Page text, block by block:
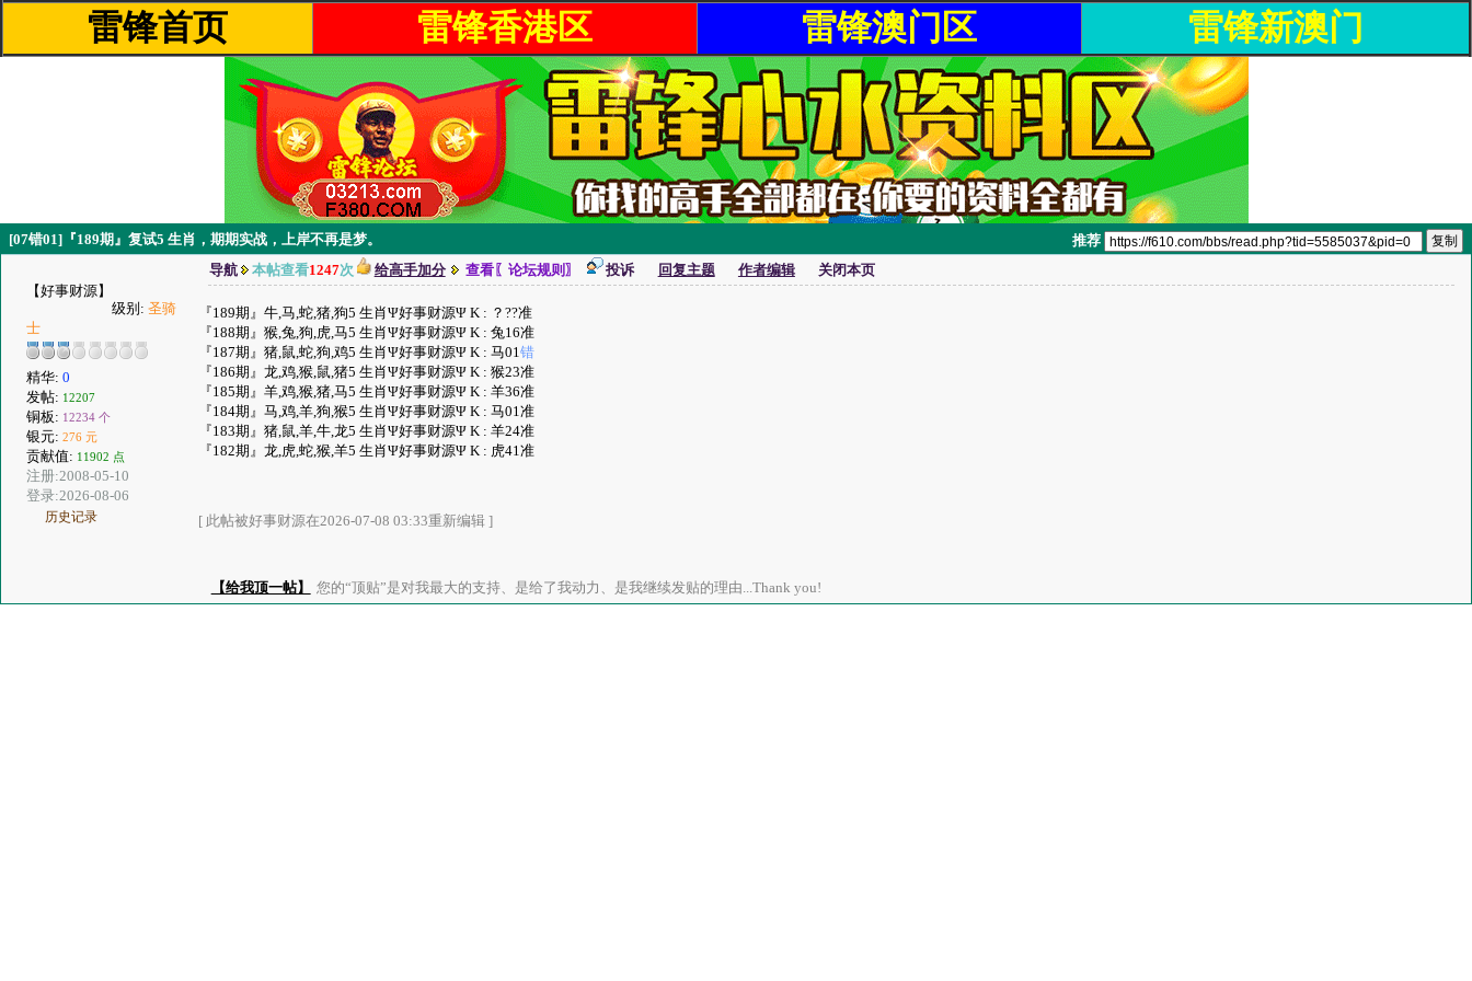
雷锋首页 雷锋香港区 雷锋澳门区 雷锋新澳门
[07错01]『189期』复试5 生肖，期期实战，上岸不再是梦。 推荐
【好事财源】
级别: 圣骑
士
精华: 0
发帖: 12207
铜板: 12234 个
银元: 276 元
贡献值: 11902 点
注册:2008-05-10
登录:2026-08-06
历史记录
导航 本帖查看1247次 给高手加分 查看〖论坛规则〗 投诉 回复主题 作者编辑 关闭本页
『189期』牛,马,蛇,猪,狗5 生肖Ψ好事财源Ψ K : ？??准
『188期』猴,兔,狗,虎,马5 生肖Ψ好事财源Ψ K : 兔16准
『187期』猪,鼠,蛇,狗,鸡5 生肖Ψ好事财源Ψ K : 马01错
『186期』龙,鸡,猴,鼠,猪5 生肖Ψ好事财源Ψ K : 猴23准
『185期』羊,鸡,猴,猪,马5 生肖Ψ好事财源Ψ K : 羊36准
『184期』马,鸡,羊,狗,猴5 生肖Ψ好事财源Ψ K : 马01准
『183期』猪,鼠,羊,牛,龙5 生肖Ψ好事财源Ψ K : 羊24准
『182期』龙,虎,蛇,猴,羊5 生肖Ψ好事财源Ψ K : 虎41准
[ 此帖被好事财源在2026-07-08 03:33重新编辑 ]
【给我顶一帖】 您的“顶贴”是对我最大的支持、是给了我动力、是我继续发贴的理由...Thank you!